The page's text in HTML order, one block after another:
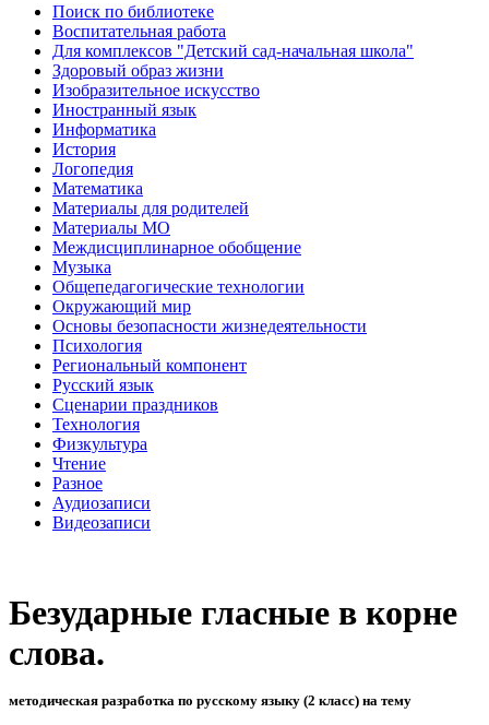
Поиск по библиотеке
Воспитательная работа
Для комплексов "Детский сад-начальная школа"
Здоровый образ жизни
Изобразительное искусство
Иностранный язык
Информатика
История
Логопедия
Математика
Материалы для родителей
Материалы МО
Междисциплинарное обобщение
Музыка
Общепедагогические технологии
Окружающий мир
Основы безопасности жизнедеятельности
Психология
Региональный компонент
Русский язык
Сценарии праздников
Технология
Физкультура
Чтение
Разное
Аудиозаписи
Видеозаписи
Безударные гласные в корне
слова.
методическая разработка по русскому языку (2 класс) на тему